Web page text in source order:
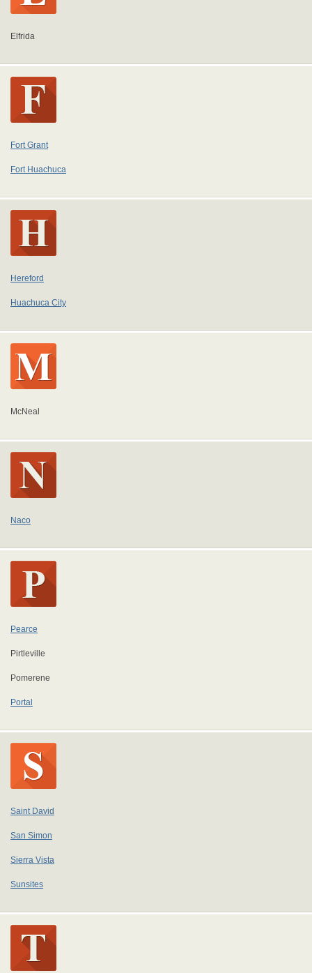
Elfrida
Fort Grant
Fort Huachuca
Hereford
Huachuca City
McNeal
Naco
Pearce
Pirtleville
Pomerene
Portal
Saint David
San Simon
Sierra Vista
Sunsites